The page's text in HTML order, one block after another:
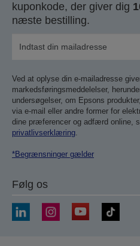
kuponkode, der giver dig
næste bestilling.
Ved at oplyse din e-mailadresse
markedsføringsmeddelelser,
undersøgelser, om Epsons
via e-mail eller andre former for
dine præferencer og adfærd online,
privatlivserklæring.
*Begrænsninger gælder
Følg os